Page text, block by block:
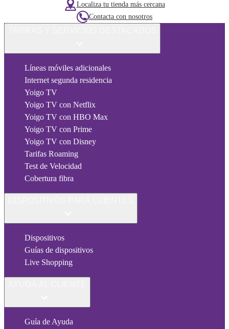
Localiza tu tienda más cercana
Contacta con nosotros
Líneas móviles adicionales
Internet segunda residencia
Yoigo TV
Yoigo TV con Netflix
Yoigo TV con HBO Max
Yoigo TV con Prime
Yoigo TV con Disney
Tarifas Roaming
Test de Velocidad
Cobertura fibra
Dispositivos
Guías de dispositivos
Live Shopping
Guía de Ayuda